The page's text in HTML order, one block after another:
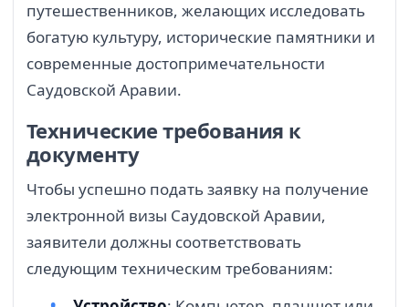
путешественников, желающих исследовать
богатую культуру, исторические памятники и
современные достопримечательности
Саудовской Аравии.
Технические требования к
документу
Чтобы успешно подать заявку на получение
электронной визы Саудовской Аравии,
заявители должны соответствовать
следующим техническим требованиям: